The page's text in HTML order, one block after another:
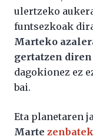
ulertzeko
funtsezkoak
Marteko
gertatzen
dagokionez ez
bai.
Eta planetaren
Marte